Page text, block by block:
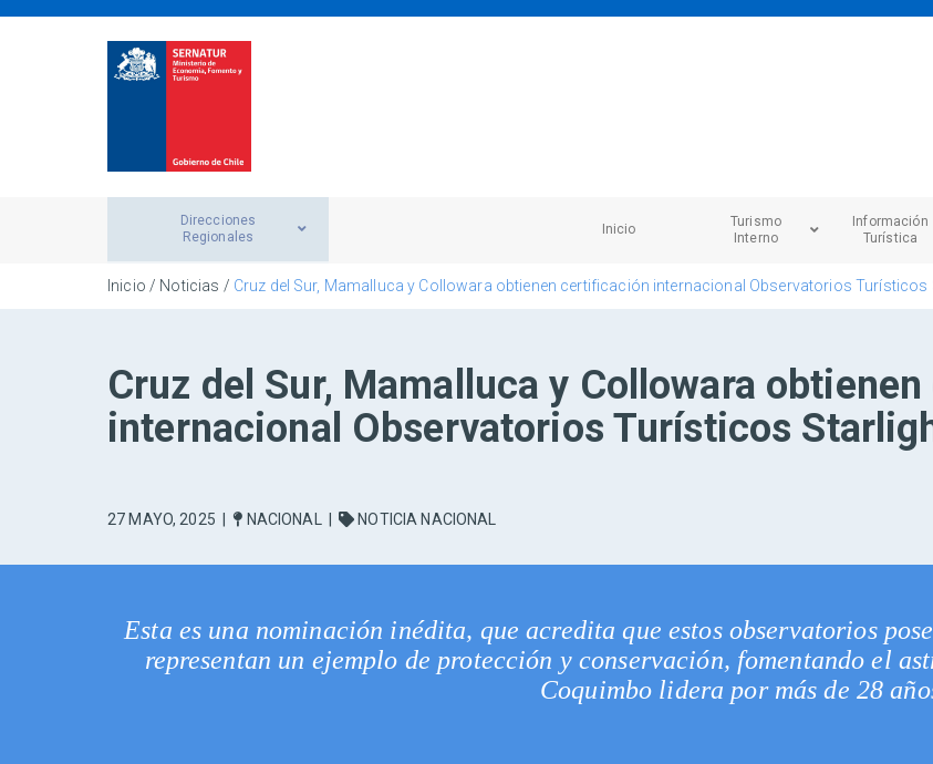
Direcciones
Regionales
Inicio
Turismo
Interno
Información
Turística
Inicio / Noticias / Cruz del Sur, Mamalluca y Collowara obtienen certificación internacional Observatorios Turísticos
Cruz del Sur, Mamalluca y Collowara
internacional Observatorios Turísticos
27 MAYO, 2025 NACIONAL NOTICIA NACIONAL
Esta es una nominación inédita, que acredita que estos observatorios
representan un ejemplo de protección y conservación, fomentando el
Coquimbo lidera por más de 28